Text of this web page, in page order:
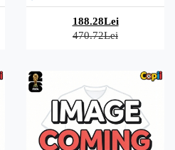
188.28Lei
470.72Lei